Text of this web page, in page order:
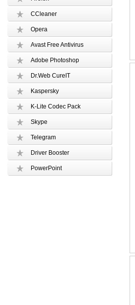
CCleaner
Opera
Avast Free Antivirus
Adobe Photoshop
Dr.Web CureIT
Kaspersky
K-Lite Codec Pack
Skype
Telegram
Driver Booster
PowerPoint